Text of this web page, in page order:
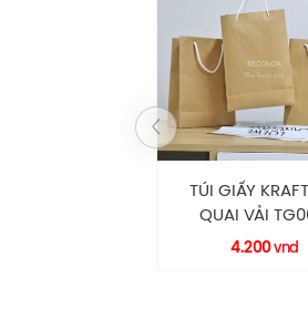
TÚI GIẤY CÓ
TG0031
4.200vnd